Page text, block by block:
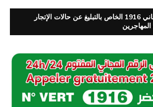
الرقم الأخضر المجاني 1916 الخاص بالتبليغ عن حالات الإتجار